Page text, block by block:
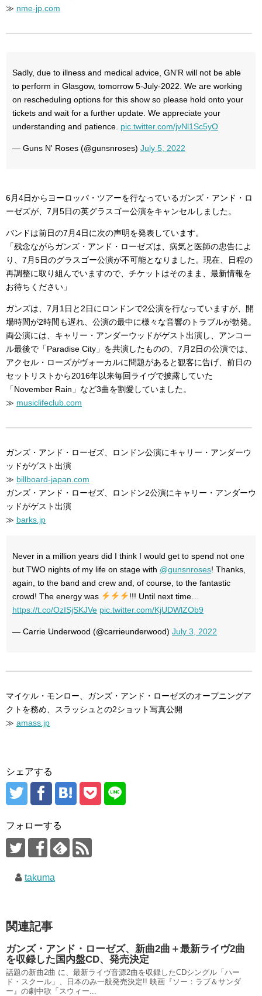
≫ nme-jp.com
Sadly, due to illness and medical advice, GN’R will not be able
to perform in Glasgow, tomorrow 5-July-2022. We are working
on rescheduling options for this show so please hold onto your
tickets and wait for a further update. We appreciate your
understanding and patience. pic.twitter.com/jvNl1Sc5yO
— Guns N' Roses (@gunsnroses) July 5, 2022
6月4日からヨーロッパ・ツアーを行なっているガンズ・アンド・ロ
ーゼズが、7月5日の英グラスゴー公演をキャンセルしました。
バンドは前日の7月4日に次の声明を発表しています。
「残念ながらガンズ・アンド・ローゼズは、病気と医師の忠告によ
り、7月5日のグラスゴー公演が不可能となりました。現在、日程の
再調整に取り組んでいますので、チケットはそのまま、最新情報を
お待ちください」
ガンズは、7月1日と2日にロンドンで2公演を行なっていますが、開
場時間が2時間も遅れ、公演の最中に様々な音響のトラブルが勃発。
両公演には、キャリー・アンダーウッドがゲスト出演し、アンコー
ル最後で「Paradise City」を共演したものの、7月2日の公演では、
アクセル・ローズがヴォーカルに問題があると観客に告げ、前日の
セットリストから2016年以来毎回ライヴで披露していた
「November Rain」など3曲を割愛していました。
≫ musiclifeclub.com
ガンズ・アンド・ローゼズ、ロンドン公演にキャリー・アンダーウ
ッドがゲスト出演
≫ billboard-japan.com
ガンズ・アンド・ローゼズ、ロンドン2公演にキャリー・アンダーウ
ッドがゲスト出演
≫ barks.jp
Never in a million years did I think I would get to spend not one
but TWO nights of my life on stage with @gunsnroses! Thanks,
again, to the band and crew and, of course, to the fantastic
crowd! The energy was
!!! Until next time…
https://t.co/OzISjSKJVe pic.twitter.com/KjUDWlZOb9
— Carrie Underwood (@carrieunderwood) July 3, 2022
マイケル・モンロー、ガンズ・アンド・ローゼズのオープニングア
クトを務め、スラッシュとの2ショット写真公開
≫ amass.jp
シェアする
フォローする
takuma
関連記事
ガンズ・アンド・ローゼズ、新曲2曲＋最新ライヴ2曲
を収録した国内盤CD、発売決定
話題の新曲2曲 に、最新ライヴ音源2曲を収録したCDシングル「ハー
ド・スクール」、日本のみ一般発売決定!! 映画『ソー：ラブ＆サンダ
ー』の劇中歌「スウィー...